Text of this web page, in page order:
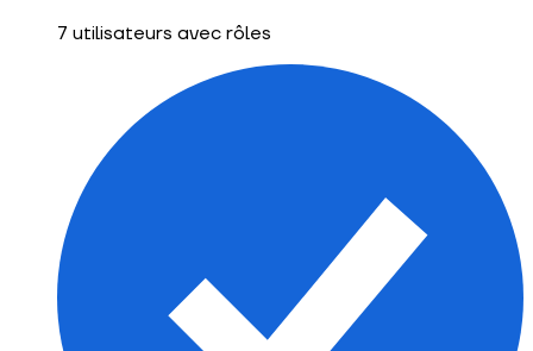
7 utilisateurs avec rôles